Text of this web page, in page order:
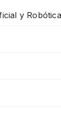
y Robótica